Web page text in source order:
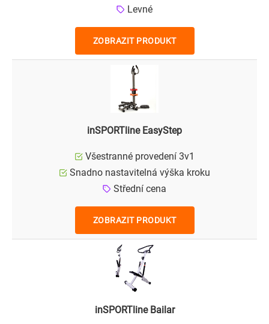
Levné
ZOBRAZIT PRODUKT
inSPORTline EasyStep
Všestranné provedení 3v1
Snadno nastavitelná výška kroku
Střední cena
ZOBRAZIT PRODUKT
inSPORTline Bailar